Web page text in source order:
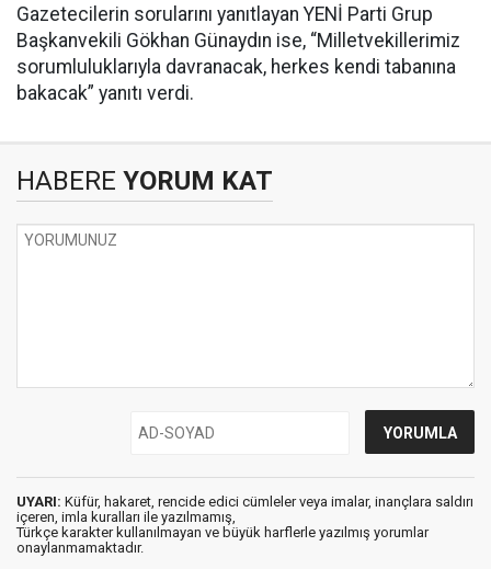
Gazetecilerin sorularını yanıtlayan YENİ Parti Grup
Başkanvekili Gökhan Günaydın ise, “Milletvekillerimiz
sorumluluklarıyla davranacak, herkes kendi tabanına
bakacak” yanıtı verdi.
HABERE YORUM KAT
UYARI: Küfür, hakaret, rencide edici cümleler veya imalar, inançlara saldırı
içeren, imla kuralları ile yazılmamış,
Türkçe karakter kullanılmayan ve büyük harflerle yazılmış yorumlar
onaylanmamaktadır.